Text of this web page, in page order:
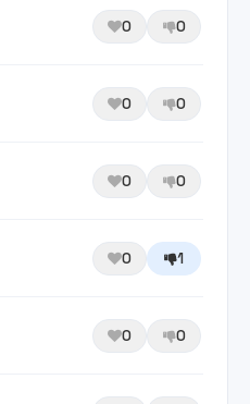
0 0
0 0
0 0
0 1
0 0